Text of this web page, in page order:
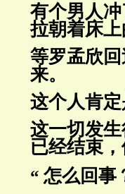
有个男人
拉朝着床
等罗孟欣
来。
这个人肯
这一切发
已经结束
“ 怎么回事